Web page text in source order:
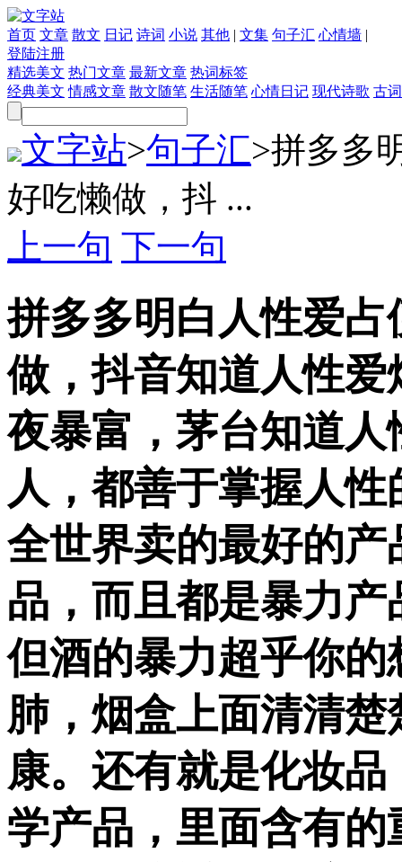
首页 文章 散文 日记 诗词 小说 其他 | 文集 句子汇 心情墙 |
登陆注册
精选美文 热门文章 最新文章 热词标签
经典美文 情感文章 散文随笔 生活随笔 心情日记 现代诗歌 古
文字站>句子汇>拼多多
好吃懒做，抖 ...
上一句 下一句
拼多多明白人性爱
做，抖音知道人性
夜暴富，茅台知道
人，都善于掌握人性
全世界卖的最好的
品，而且都是暴力
但酒的暴力超乎你
肺，烟盒上面清清
康。还有就是化妆
学产品，里面含有